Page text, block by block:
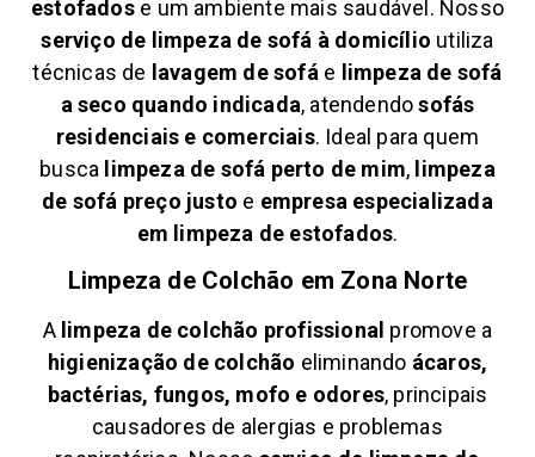
estofadose um ambiente mais saudável. Nosso
serviço de limpeza de sofá à domicílio utiliza
técnicas de lavagem de sofá e limpeza de sofá
a seco quando indicada, atendendosofás
residenciais e comerciais. Ideal para quem
busca limpeza de sofá perto de mim, limpeza
de sofá preço justo e empresa especializada
em limpeza de estofados.
Limpeza de Colchão em Zona Norte
A limpeza de colchão profissional promove a
higienização de colchão eliminando ácaros,
bactérias, fungos, mofo e odores, principais
causadores de alergias e problemas